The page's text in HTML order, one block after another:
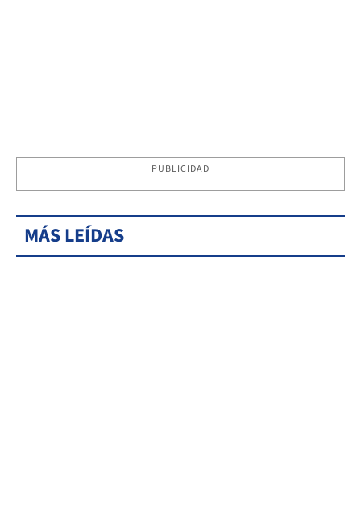
PUBLICIDAD
MÁS LEÍDAS